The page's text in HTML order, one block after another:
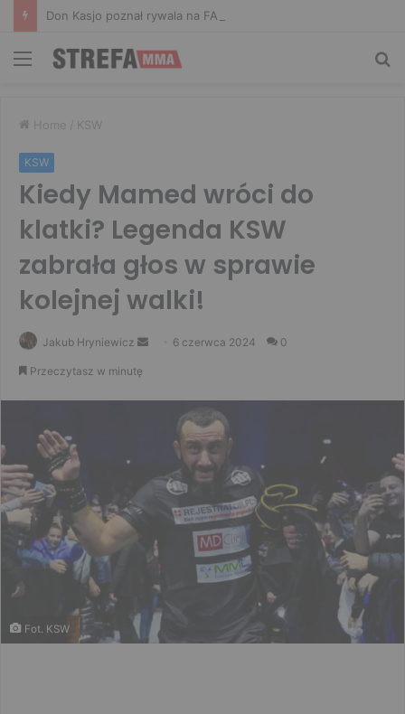
Menu
Home / KSW
KSW
Kiedy Mamed wróci do
klatki? Legenda KSW
zabrała głos w sprawie
kolejnej walki!
Jakub Hryniewicz
Send 6 czerwca 2024 0
Przeczytasz w minutę
Fot. KSW